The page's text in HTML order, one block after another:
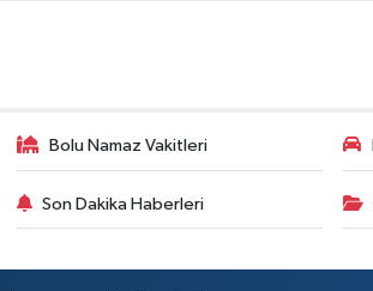
Bolu Namaz Vakitleri
Son Dakika Haberleri